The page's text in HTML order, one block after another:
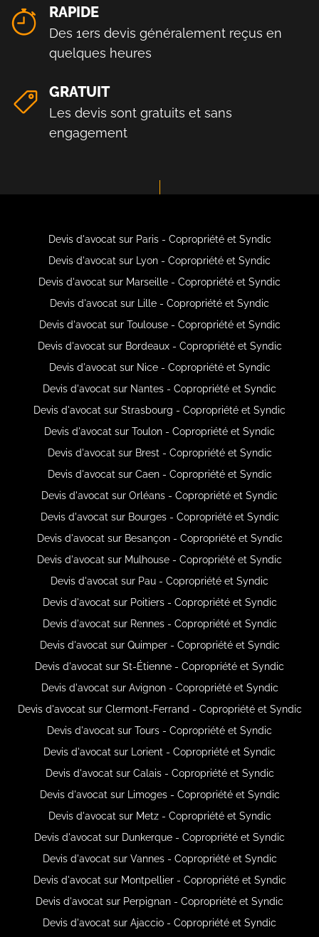
RAPIDE
Des 1ers devis généralement reçus en
quelques heures
GRATUIT
Les devis sont gratuits et sans
engagement
Devis d'avocat sur Paris - Copropriété et Syndic
Devis d'avocat sur Lyon - Copropriété et Syndic
Devis d'avocat sur Marseille - Copropriété et Syndic
Devis d'avocat sur Lille - Copropriété et Syndic
Devis d'avocat sur Toulouse - Copropriété et Syndic
Devis d'avocat sur Bordeaux - Copropriété et Syndic
Devis d'avocat sur Nice - Copropriété et Syndic
Devis d'avocat sur Nantes - Copropriété et Syndic
Devis d'avocat sur Strasbourg - Copropriété et Syndic
Devis d'avocat sur Toulon - Copropriété et Syndic
Devis d'avocat sur Brest - Copropriété et Syndic
Devis d'avocat sur Caen - Copropriété et Syndic
Devis d'avocat sur Orléans - Copropriété et Syndic
Devis d'avocat sur Bourges - Copropriété et Syndic
Devis d'avocat sur Besançon - Copropriété et Syndic
Devis d'avocat sur Mulhouse - Copropriété et Syndic
Devis d'avocat sur Pau - Copropriété et Syndic
Devis d'avocat sur Poitiers - Copropriété et Syndic
Devis d'avocat sur Rennes - Copropriété et Syndic
Devis d'avocat sur Quimper - Copropriété et Syndic
Devis d'avocat sur St-Étienne - Copropriété et Syndic
Devis d'avocat sur Avignon - Copropriété et Syndic
Devis d'avocat sur Clermont-Ferrand - Copropriété et Syndic
Devis d'avocat sur Tours - Copropriété et Syndic
Devis d'avocat sur Lorient - Copropriété et Syndic
Devis d'avocat sur Calais - Copropriété et Syndic
Devis d'avocat sur Limoges - Copropriété et Syndic
Devis d'avocat sur Metz - Copropriété et Syndic
Devis d'avocat sur Dunkerque - Copropriété et Syndic
Devis d'avocat sur Vannes - Copropriété et Syndic
Devis d'avocat sur Montpellier - Copropriété et Syndic
Devis d'avocat sur Perpignan - Copropriété et Syndic
Devis d'avocat sur Ajaccio - Copropriété et Syndic